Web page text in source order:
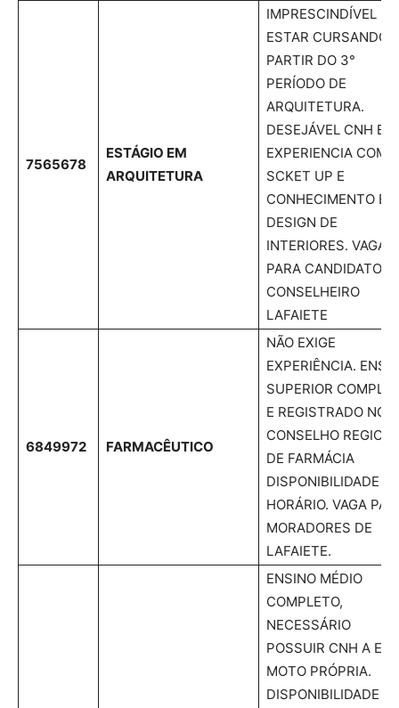
7565678
ESTÁGIO EM
ARQUITETURA
IMPRESCINDÍVEL
ESTAR CURSANDO
PARTIR DO 3°
PERÍODO DE
ARQUITETURA.
DESEJÁVEL CNH B,
EXPERIENCIA COM
SCKET UP E
CONHECIMENTO EM
DESIGN DE
INTERIORES. VAGAS
PARA CANDIDATOS
CONSELHEIRO
LAFAIETE
6849972 FARMACÊUTICO
NÃO EXIGE
EXPERIÊNCIA.
SUPERIOR
E REGISTRADO NO
CONSELHO
DE FARMÁCIA
DISPONIBILIDADE
HORÁRIO. VAGA
MORADORES DE
LAFAIETE.
ENSINO MÉDIO
COMPLETO,
NECESSÁRIO
POSSUIR CNH A E
MOTO PRÓPRIA.
DISPONIBILIDADE